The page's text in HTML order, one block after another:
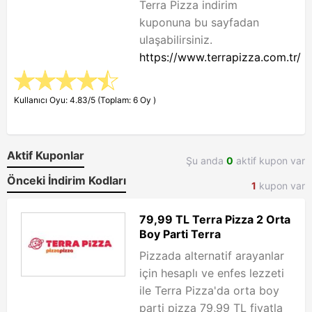
Terra Pizza indirim
kuponuna bu sayfadan
ulaşabilirsiniz.
https://www.terrapizza.com.tr/
Kullanıcı Oyu: 4.83/5 (Toplam: 6 Oy )
Aktif Kuponlar Şu anda 0 aktif kupon var
Önceki İndirim Kodları 1 kupon var
79,99 TL Terra Pizza 2 Orta
Boy Parti Terra
Pizzada alternatif arayanlar
için hesaplı ve enfes lezzeti
ile Terra Pizza'da orta boy
parti pizza 79,99 TL fiyatla